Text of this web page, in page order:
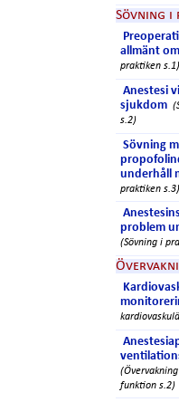
Sövning i
allmänt
praktiken s.1)
Anestesi
sjukdom
s.2)
Sövning
underhåll
praktiken s.3)
problem
(Sövning i
funktion s.2)